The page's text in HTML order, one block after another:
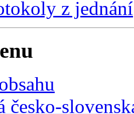
z jednání
česko-